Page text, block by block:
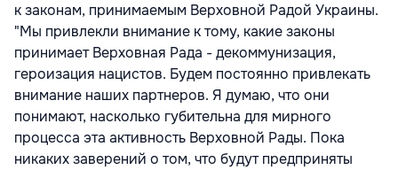
к законам, принимаемым Верховной Радой Украины.
"Мы привлекли внимание к тому, какие законы
принимает Верховная Рада - декоммунизация,
героизация нацистов. Будем постоянно привлекать
внимание наших партнеров. Я думаю, что они
понимают, насколько губительна для мирного
процесса эта активность Верховной Рады. Пока
никаких заверений о том, что будут предприняты